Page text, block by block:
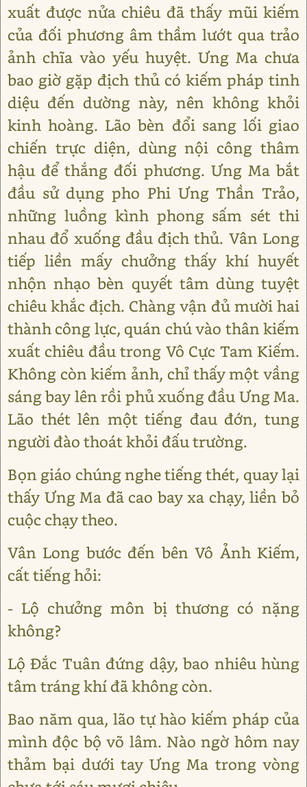
xuất được nửa chiêu đã thấy mũi kiếm
của đối phương âm thầm lướt qua trảo
ảnh chĩa vào yếu huyệt. Ưng Ma chưa
bao giờ gặp địch thủ có kiếm pháp tinh
diệu đến dường này, nên không khỏi
kinh hoàng. Lão bèn đổi sang lối giao
chiến trực diện, dùng nội công thâm
hậu để thắng đối phương. Ưng Ma bắt
đầu sử dụng pho Phi Ưng Thần Trảo,
những luồng kình phong sấm sét thi
nhau đổ xuống đầu địch thủ. Vân Long
tiếp liền mấy chưởng thấy khí huyết
nhộn nhạo bèn quyết tâm dùng tuyệt
chiêu khắc địch. Chàng vận đủ mười hai
thành công lực, quán chú vào thân kiếm
xuất chiêu đầu trong Vô Cực Tam Kiếm.
Không còn kiếm ảnh, chỉ thấy một vầng
sáng bay lên rồi phủ xuống đầu Ưng Ma.
Lão thét lên một tiếng đau đớn, tung
người đào thoát khỏi đấu trường.
Bọn giáo chúng nghe tiếng thét, quay lại
thấy Ưng Ma đã cao bay xa chạy, liền bỏ
cuộc chạy theo.
Vân Long bước đến bên Vô Ảnh Kiếm,
cất tiếng hỏi:
- Lộ chưởng môn bị thương có nặng
không?
Lộ Đắc Tuân đứng dậy, bao nhiêu hùng
tâm tráng khí đã không còn.
Bao năm qua, lão tự hào kiếm pháp của
mình độc bộ võ lâm. Nào ngờ hôm nay
thảm bại dưới tay Ưng Ma trong vòng